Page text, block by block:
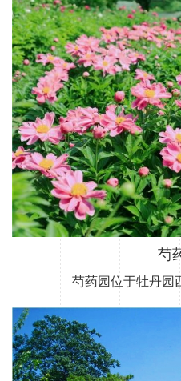
芍
芍药园位于牡丹园